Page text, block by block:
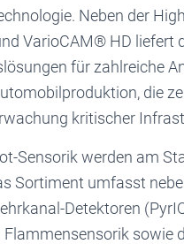
Neben der
VarioCAM® HD liefert
für zahlreiche
die
kritischer
Sensorik werden am
Sortiment umfasst
Detektoren
Flammensensorik sowie